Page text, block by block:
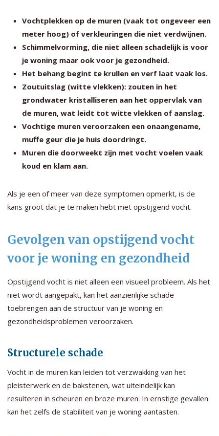
Vochtplekken op de muren (vaak tot ongeveer een
meter hoog) of verkleuringen die niet verdwijnen.
Schimmelvorming, die niet alleen schadelijk is voor
je woning maar ook voor je gezondheid.
Het behang begint te krullen en verf laat vaak los.
Zoutuitslag (witte vlekken): zouten in het
grondwater kristalliseren aan het oppervlak van
de muren, wat leidt tot witte vlekken of aanslag.
Vochtige muren veroorzaken een onaangename,
muffe geur die je huis doordringt.
Muren die doorweekt zijn met vocht voelen vaak
koud en klam aan.
Als je een of meer van deze symptomen opmerkt, is de
kans groot dat je te maken hebt met opstijgend vocht.
Gevolgen van opstijgend vocht
voor je woning en gezondheid
Opstijgend vocht is niet alleen een visueel probleem. Als het
niet wordt aangepakt, kan het aanzienlijke schade
toebrengen aan de structuur van je woning en
gezondheidsproblemen veroorzaken.
Structurele schade
Vocht in de muren kan leiden tot verzwakking van het
pleisterwerk en de bakstenen, wat uiteindelijk kan
resulteren in scheuren en broze muren. In ernstige gevallen
kan het zelfs de stabiliteit van je woning aantasten.